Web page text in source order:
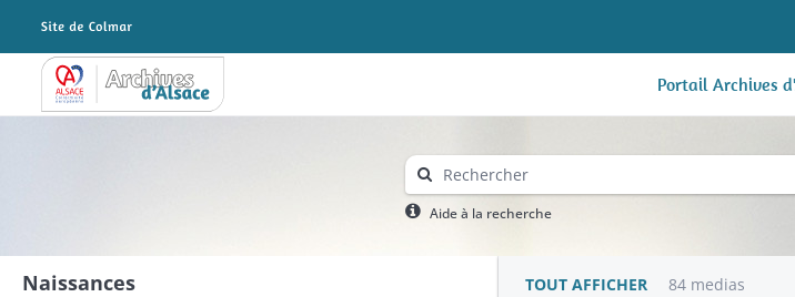
Archives Alsace - Colmar Portail Archives
Aide à la recherche
Naissances TOUT AFFICHER 84 medias